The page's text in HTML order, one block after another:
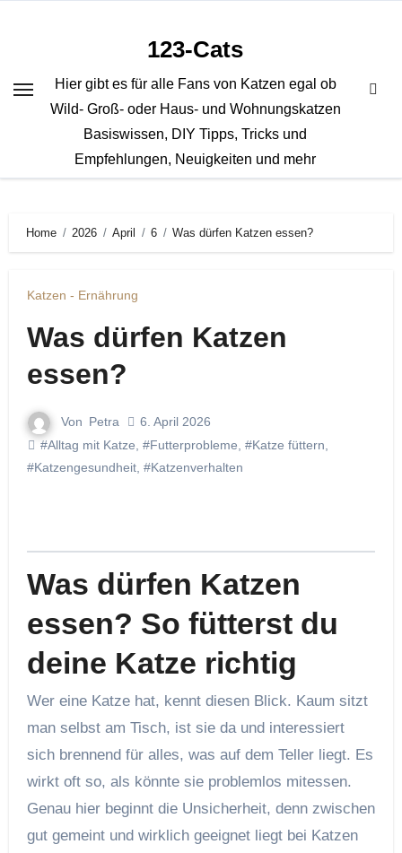
123-Cats
Hier gibt es für alle Fans von Katzen egal ob
Wild- Groß- oder Haus- und Wohnungskatzen
Basiswissen, DIY Tipps, Tricks und
Empfehlungen, Neuigkeiten und mehr
Home 2026 April 6 Was dürfen Katzen essen?
Katzen - Ernährung
Was dürfen Katzen
essen?
Von Petra
6. April 2026
#Alltag mit Katze #Futterprobleme #Katze füttern
#Katzengesundheit, #Katzenverhalten
Was dürfen Katzen
essen? So fütterst du
deine Katze richtig
Wer eine Katze hat, kennt diesen Blick. Kaum sitzt
man selbst am Tisch, ist sie da und interessiert
sich brennend für alles, was auf dem Teller liegt. Es
wirkt oft so, als könnte sie problemlos mitessen.
Genau hier beginnt die Unsicherheit, denn zwischen
gut gemeint und wirklich geeignet liegt bei Katzen